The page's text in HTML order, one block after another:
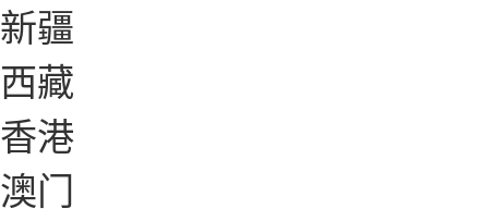
新疆
西藏
香港
澳门